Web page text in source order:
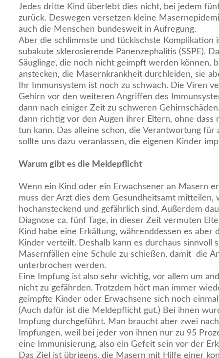
Jedes dritte Kind überlebt dies nicht, bei jedem
zurück. Deswegen versetzen kleine
auch die Menschen bundesweit in Aufregung.
Aber die schlimmste und tückischste Komplikation
subakute sklerosierende Panenzephalitis (SSPE).
Säuglinge, die noch nicht geimpft werden können,
anstecken, die Masernkrankheit durchleiden, sie
Ihr Immunsystem ist noch zu schwach. Die Viren
Gehirn vor den weiteren Angriffen des
dann nach einiger Zeit zu schweren
dann richtig vor den Augen ihrer Eltern, ohne dass
tun kann. Das alleine schon, die Verantwortung für
sollte uns dazu veranlassen, die eigenen Kinder
Warum gibt es die Meldepflicht
Wenn ein Kind oder ein Erwachsener an Masern
muss der Arzt dies dem Gesundheitsamt mitteilen,
hochansteckend und gefährlich sind. Außerdem
Diagnose ca. fünf Tage, in dieser Zeit vermuten
Kind habe eine Erkältung, währenddessen es aber
Kinder verteilt. Deshalb kann es durchaus sinnvoll
Masernfällen eine Schule zu schießen, damit die
unterbrochen werden.
Eine Impfung ist also sehr wichtig, vor allem um
nicht zu gefährden. Trotzdem hört man immer
geimpfte Kinder oder Erwachsene sich noch
(Auch dafür ist die Meldepflicht gut.) Bei ihnen
Impfung durchgeführt. Man braucht aber zwei
Impfungen, weil bei jeder von ihnen nur zu 95
eine Immunisierung, also ein Gefeit sein vor der
Das Ziel ist übrigens, die Masern mit Hilfe einer